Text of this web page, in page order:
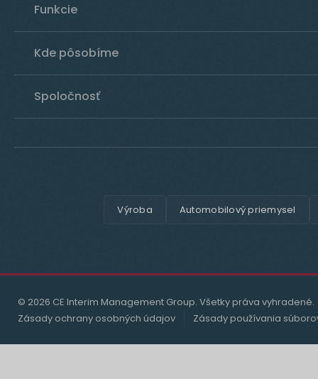
Funkcie
Kde pôsobíme
Spoločnosť
Výroba Automobilový priemysel
© 2026 CE Interim Management Group. Všetky práva vyhradené.
Zásady ochrany osobných údajov
Zásady používania